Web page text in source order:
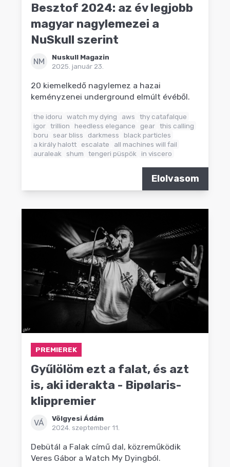
Besztof 2024: az év legjobb
magyar nagylemezei a
NuSkull szerint
NM
Nuskull Magazin
2025. január 23.
20 kiemelkedő nagylemez a hazai
keményzenei underground elmúlt évéből.
the idoru watch my dying aws
thy catafalque
igor trillion heedless elegance gear this calling
boru
sear bliss darkmess
black particles
a király halott escalate
all machines will fail
auraleak
shum tengeri püspök in viscero
Elolvasom
PREMIEREK
Gyűlölöm ezt a falat, és azt
is, aki iderakta - Bipølaris-
klippremier
VÁ
Völgyesi Ádám
2024. szeptember 11.
Debütál a Falak című dal, közreműködik
Veres Gábor a Watch My Dyingból.